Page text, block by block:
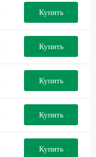
Купить
Купить
Купить
Купить
Купить